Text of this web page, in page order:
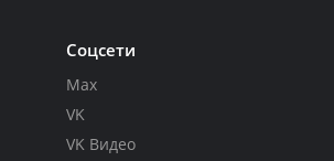
Соцсети
Max
VK
VK Видео